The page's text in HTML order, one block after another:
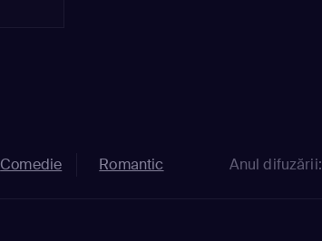
Comedie Romantic Anul difuzării: